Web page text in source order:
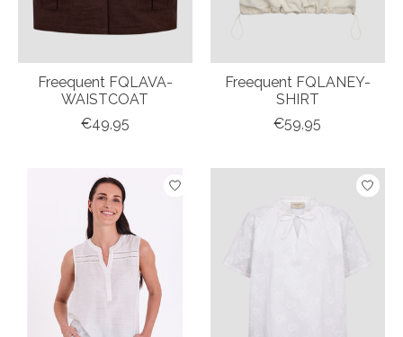
Freequent FQLAVA-
WAISTCOAT
€49,95
Freequent FQLANEY-
SHIRT
€59,95